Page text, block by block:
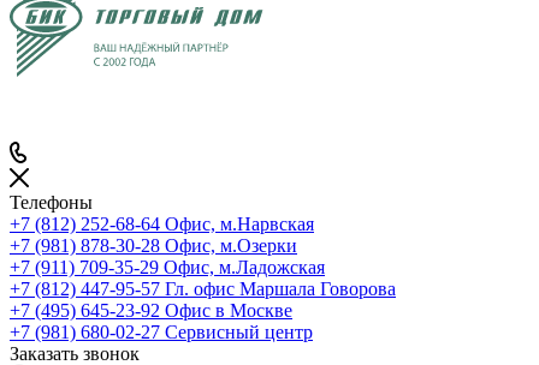
Телефоны
+7 (812) 252-68-64 Офис, м.Нарвская
+7 (981) 878-30-28 Офис, м.Озерки
+7 (911) 709-35-29 Офис, м.Ладожская
+7 (812) 447-95-57 Гл. офис Маршала Говорова
+7 (495) 645-23-92 Офис в Москве
+7 (981) 680-02-27 Сервисный центр
Заказать звонок